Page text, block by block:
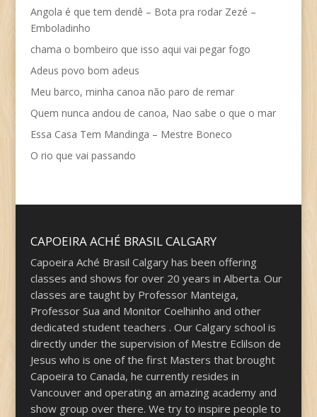
Angola é que tem dendê – Bota pra rodar Zezé –
Emboladinho
chama o bombeiro que isso aqui vai pegar fogo
Adeus povo bom adeus
Meu barco, minha canoa não paro de remar
Quem nunca andou de canoa, Nao sabe o que o mar
Essa Casa Tem Mandinga – Mestre Boneco
O rio que vai passando
CAPOEIRA ACHÉ BRASIL CALGARY
Capoeira Aché Brasil Calgary has been offering
classes and shows for over 20 years in Alberta. Our
classes are taught by Professor Manteiga,
Professor Sua and Monitor Coelhinho and other
dedicated student teachers . Our Calgary school is
directly under the supervision of Mestre Eclilson de
Jesus who is one of the first Masters that brought
Capoeira to Canada, he currently resides in
Vancouver and operating an amazing academy and
show group over there. We try to inspire people to